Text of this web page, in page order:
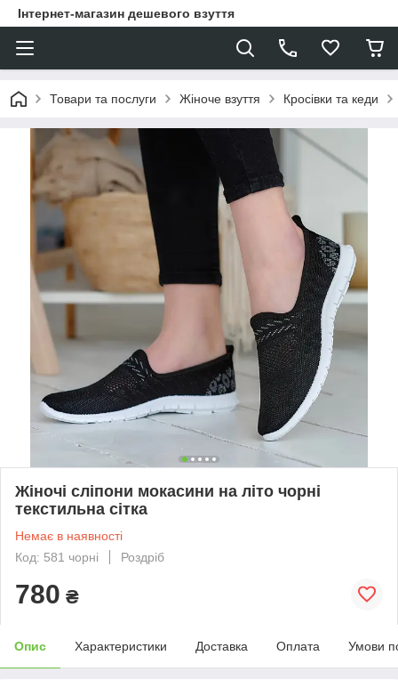
Інтернет-магазин дешевого взуття
Товари та послуги Жіноче взуття Кросівки та кеди
Жіночі сліпони мокасини на літо чорні
текстильна сітка
Немає в наявності
Код: 581 чорні
Роздріб
780 ₴
Опис Характеристики Доставка Оплата Умови